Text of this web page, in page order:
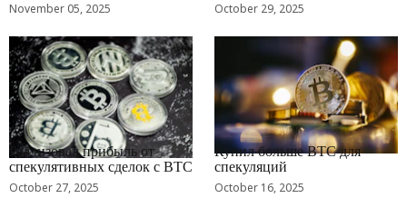
November 05, 2025
October 29, 2025
RRCNEWS_RU
Реализовал прибыль от
спекулятивных сделок с BTC
October 27, 2025
RRCNEWS_RU
Купил больше BTC для
спекуляций
October 16, 2025